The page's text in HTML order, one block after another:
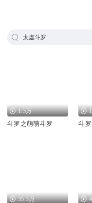
太虚斗罗
1.3万
斗罗之萌萌斗罗 斗
35.3万